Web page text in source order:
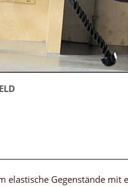
elastische Gegenstände mit